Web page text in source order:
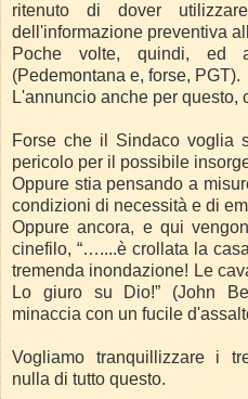
ritenuto di dover
dell'informazione preventiva
Poche volte, quindi, ed
(Pedemontana e, forse, PGT).
L'annuncio anche per questo,
Forse che il Sindaco voglia
pericolo per il possibile
Oppure stia pensando a
condizioni di necessità e di
Oppure ancora, e qui
cinefilo, “…....è crollata la
tremenda inondazione! Le
Lo giuro su Dio!” (John
minaccia con un fucile
Vogliamo tranquillizzare i
nulla di tutto questo.